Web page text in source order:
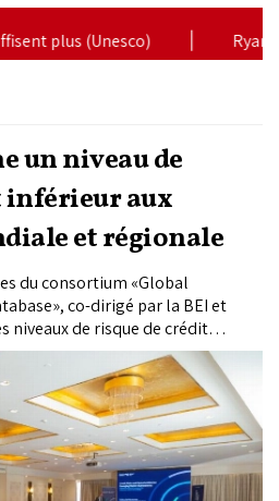
son offre au Maroc avec 17
un niveau de
inférieur aux
et régionale
du consortium «Global
co-dirigé par la BEI et
niveaux de risque de crédit
et régionale, aussi bien
que public. Fondés sur les
les banques multilatérales et les
du développement, ces Rapports
investisseurs à mieux évaluer les
notamment lorsqu’ils
institutions.